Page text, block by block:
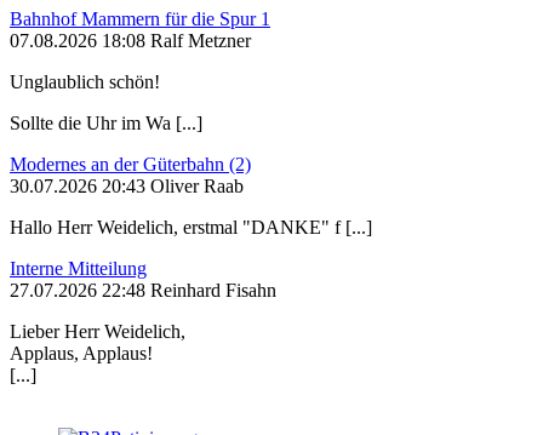
Bahnhof Mammern für die Spur 1
07.08.2026 18:08 Ralf Metzner
Unglaublich schön!
Sollte die Uhr im Wa [...]
Modernes an der Güterbahn (2)
30.07.2026 20:43 Oliver Raab
Hallo Herr Weidelich, erstmal "DANKE" f [...]
Interne Mitteilung
27.07.2026 22:48 Reinhard Fisahn
Lieber Herr Weidelich,
Applaus, Applaus!
[...]